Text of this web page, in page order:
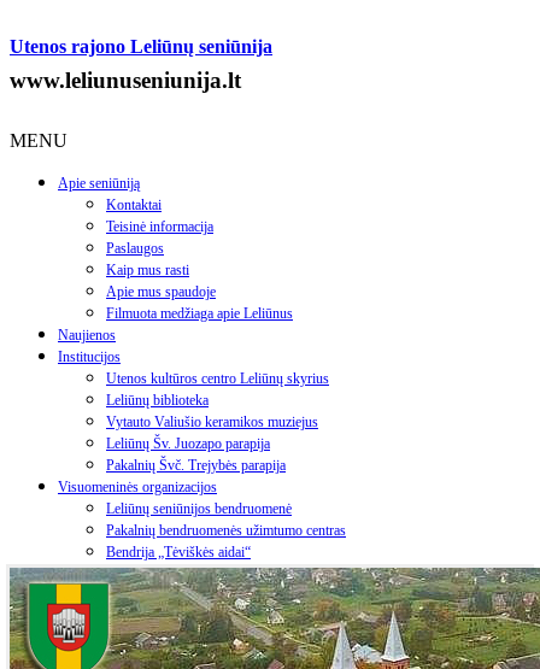
Utenos rajono Leliūnų seniūnija
www.leliunuseniunija.lt
MENU
Apie seniūniją
Kontaktai
Teisinė informacija
Paslaugos
Kaip mus rasti
Apie mus spaudoje
Filmuota medžiaga apie Leliūnus
Naujienos
Institucijos
Utenos kultūros centro Leliūnų skyrius
Leliūnų biblioteka
Vytauto Valiušio keramikos muziejus
Leliūnų Šv. Juozapo parapija
Pakalnių Švč. Trejybės parapija
Visuomeninės organizacijos
Leliūnų seniūnijos bendruomenė
Pakalnių bendruomenės užimtumo centras
Bendrija „Tėviškės aidai“